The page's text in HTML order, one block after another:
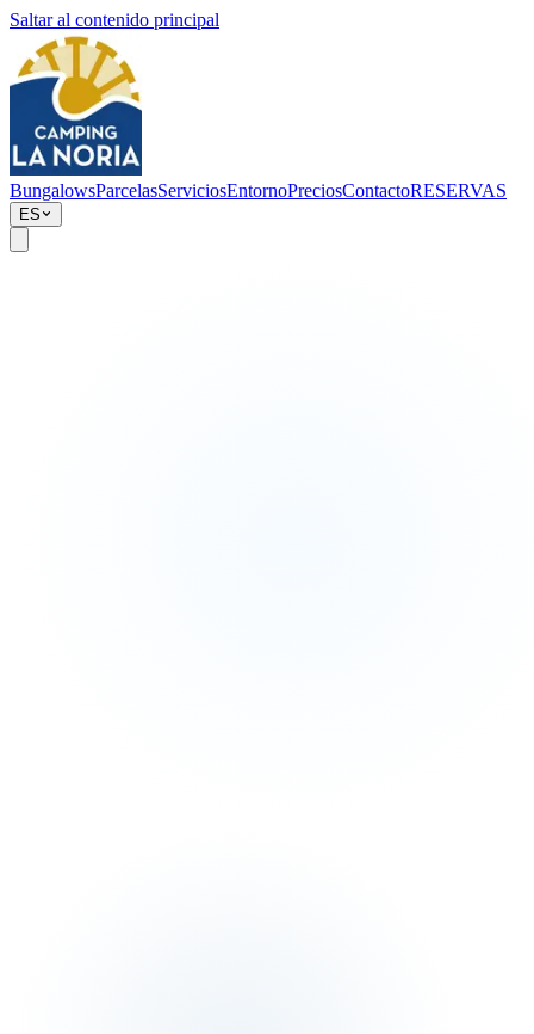
Saltar al contenido principal
BungalowsParcelasServiciosEntornoPreciosContactoRESERVAS
ES